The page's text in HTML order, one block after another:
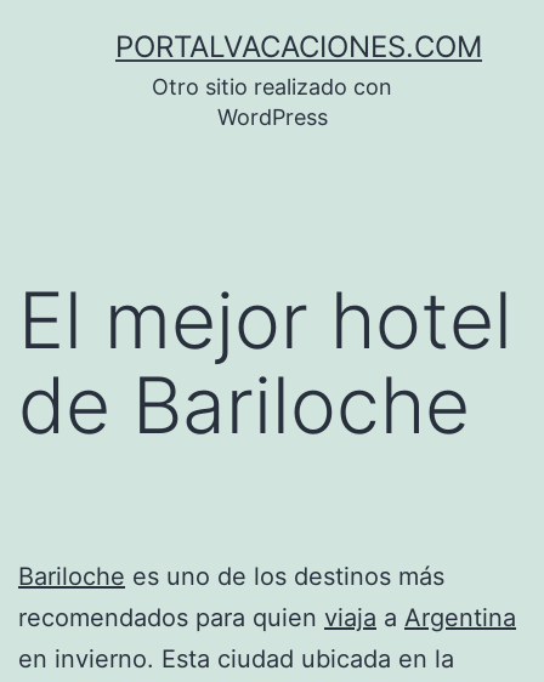
PORTALVACACIONES.COM
Otro sitio realizado con
WordPress
El mejor hotel
de Bariloche
Bariloche es uno de los destinos más
recomendados para quien viaja a Argentina
en invierno. Esta ciudad ubicada en la